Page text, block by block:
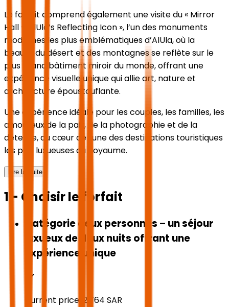
Le forfait comprend également une visite du « Mirror
Hall – AlUla’s Reflecting Icon », l’un des monuments
modernes les plus emblématiques d’AlUla, où la
beauté du désert et des montagnes se reflète sur le
plus grand bâtiment miroir du monde, offrant une
expérience visuelle unique qui allie art, nature et
architecture époustouflante.
Une expérience idéale pour les couples, les familles, les
amoureux de la paix, de la photographie et de la
détente, au cœur de l'une des destinations touristiques
les plus luxueuses du Royaume.
Lire la suite
1 - Choisir le forfait
Catégorie deux personnes – un séjour
luxueux de deux nuits offrant une
expérience unique
Current price: 2,764 SAR